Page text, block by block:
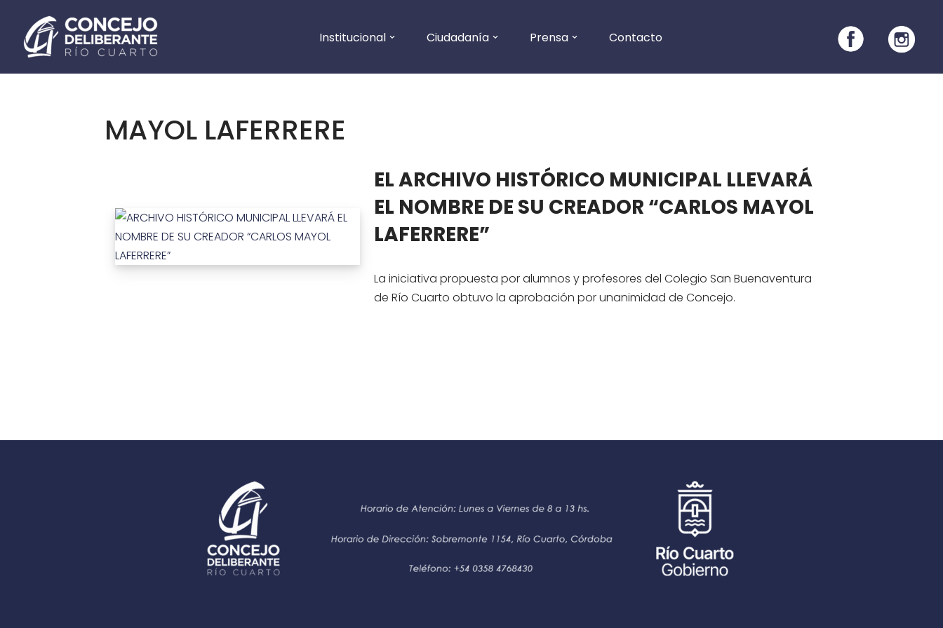
contenido
Institucional Ciudadanía Prensa Contacto
MAYOL LAFERRERE
EL ARCHIVO HISTÓRICO MUNICIPAL LLEVARÁ
EL NOMBRE DE SU CREADOR “CARLOS MAYOL
LAFERRERE”
La iniciativa propuesta por alumnos y profesores del Colegio San Buenaventura
de Río Cuarto obtuvo la aprobación por unanimidad de Concejo.